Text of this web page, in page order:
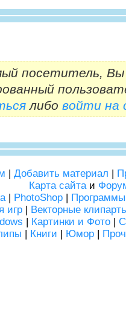
посетитель, Вы
либо войти на
| Добавить материал |
Карта сайтаи
| PhotoShop | Программы
игр | Векторные
| Картинки и Фото|
| Книги | Юмор |